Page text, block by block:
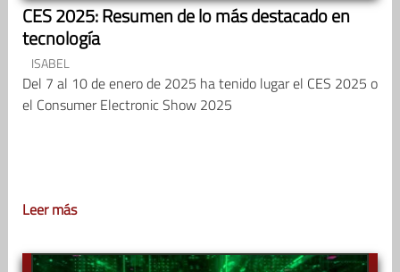
CES 2025: Resumen de lo más destacado en
tecnología
ISABEL
Del 7 al 10 de enero de 2025 ha tenido lugar el CES 2025 o
el Consumer Electronic Show 2025
Leer más